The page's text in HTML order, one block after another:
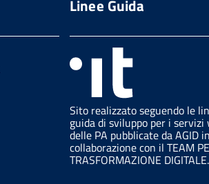
Linee Guida
Sito realizzato seguendo le
guida di sviluppo per i servizi
delle PA pubblicate da AGID in
collaborazione con il TEAM
TRASFORMAZIONE DIGITALE.